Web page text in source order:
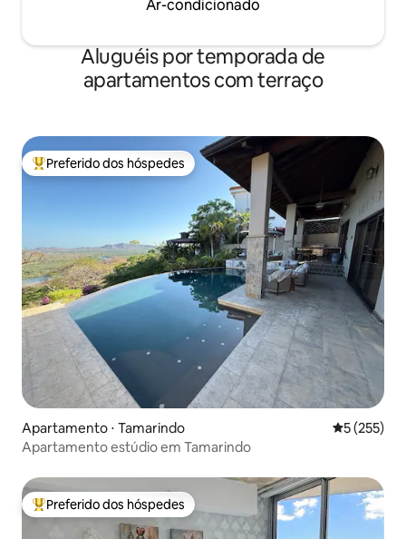
Ar-condicionado
Aluguéis por temporada de
apartamentos com terraço
Entre os melhores preferidos dos hóspedes
Preferido dos hóspedes
Apartamento ⋅ Tamarindo 5 de uma
5 (255)
Apartamento estúdio em Tamarindo
Entre os melhores preferidos dos hóspedes
Preferido dos hóspedes